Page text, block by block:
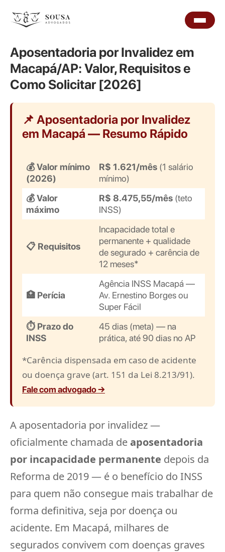
Aposentadoria por Invalidez em
Macapá/AP: Valor, Requisitos e
Como Solicitar [2026]
📌 Aposentadoria por Invalidez
em Macapá — Resumo Rápido
💰 Valor mínimo
(2026)
R$ 1.621/mês (1 salário
mínimo)
💰 Valor
máximo
R$ 8.475,55/mês (teto
INSS)
📋 Requisitos
Incapacidade total e
permanente + qualidade
de segurado + carência de
12 meses*
🏥 Perícia
Agência INSS Macapá —
Av. Ernestino Borges ou
Super Fácil
⏱️ Prazo do
INSS
45 dias (meta) — na
prática, até 90 dias no AP
*Carência dispensada em caso de acidente
ou doença grave (art. 151 da Lei 8.213/91).
Fale com advogado →
A aposentadoria por invalidez —
oficialmente chamada de aposentadoria
por incapacidade permanente depois da
Reforma de 2019 — é o benefício do INSS
para quem não consegue mais trabalhar de
forma definitiva, seja por doença ou
acidente. Em Macapá, milhares de
segurados convivem com doenças graves